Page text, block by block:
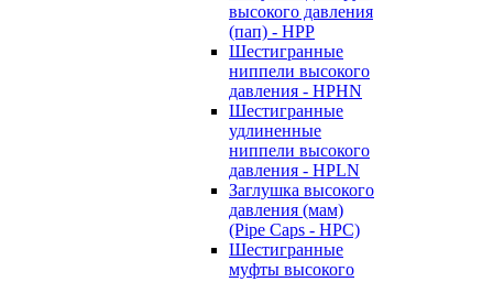
высокого давления
(пап) - HPP
Шестигранные
ниппели высокого
давления - HPHN
Шестигранные
удлиненные
ниппели высокого
давления - HPLN
Заглушка высокого
давления (мам)
(Pipe Caps - HPC)
Шестигранные
муфты высокого